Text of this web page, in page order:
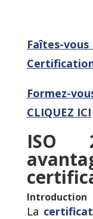
Faîtes-
Formez-
CLIQUEZ ICI
ISO
Introduction
La